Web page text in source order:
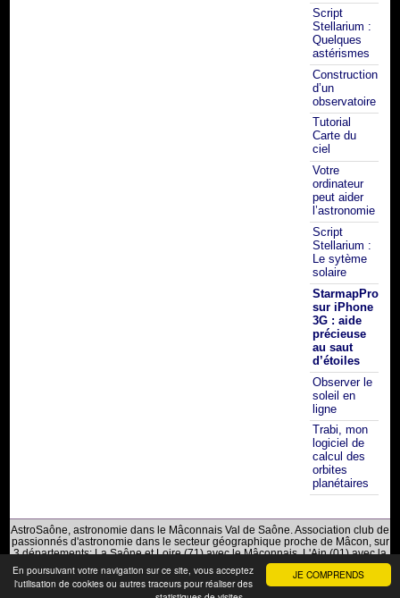
JE COMPRENDS
En poursuivant votre navigation sur ce site, vous acceptez
l'utilisation de cookies ou autres traceurs pour réaliser des
Script
Stellarium :
Quelques
astérismes
Construction
d’un
observatoire
Tutorial
Carte du
ciel
Votre
ordinateur
peut aider
l’astronomie
Script
Stellarium :
Le sytème
solaire
StarmapPro
sur iPhone
3G : aide
précieuse
au saut
d’étoiles
Observer le
soleil en
ligne
Trabi, mon
logiciel de
calcul des
orbites
planétaires
AstroSaône, astronomie dans le Mâconnais Val de Saône. Association club de
passionnés d'astronomie dans le secteur géographique proche de Mâcon, sur
3 départements: La Saône et Loire (71) avec le Mâconnais, L'Ain (01) avec la
Bresse du Val de Saône et Le Rhône (69) avec le Beaujolais.
Mentions Légales|Plan du site|
RSS 2.0